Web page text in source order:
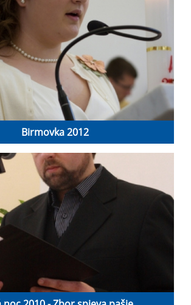
Birmovka 2012